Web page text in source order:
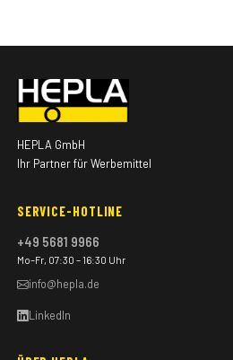
HEPLA GmbH
Ihr Partner für Werbemittel
SERVICE-HOTLINE
+49 5681 9966
Mo–Fr, 07:30 – 16:30 Uhr
info@hepla.de
LinkedIn